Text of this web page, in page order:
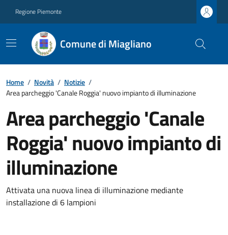
Regione Piemonte
Comune di Miagliano
Home / Novità / Notizie /
Area parcheggio 'Canale Roggia' nuovo impianto di illuminazione
Area parcheggio 'Canale
Roggia' nuovo impianto di
illuminazione
Attivata una nuova linea di illuminazione mediante
installazione di 6 lampioni